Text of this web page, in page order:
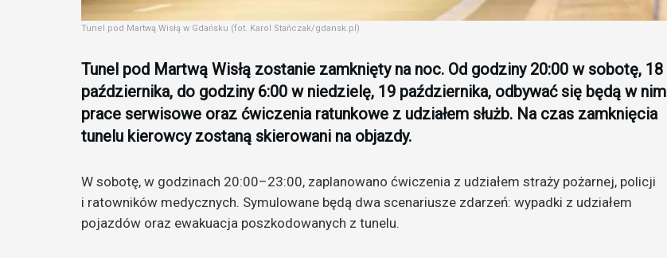
Tunel pod Martwą Wisłą w Gdańsku (fot. Karol Stańczak/gdansk.pl)
Tunel pod Martwą Wisłą zostanie zamknięty na noc. Od godziny 20:00 w sobotę, 18
października, do godziny 6:00 w niedzielę, 19 października, odbywać się będą w nim
prace serwisowe oraz ćwiczenia ratunkowe z udziałem służb. Na czas zamknięcia
tunelu kierowcy zostaną skierowani na objazdy.
W sobotę, w godzinach 20:00–23:00, zaplanowano ćwiczenia z udziałem straży pożarnej, policji
i ratowników medycznych. Symulowane będą dwa scenariusze zdarzeń: wypadki z udziałem
pojazdów oraz ewakuacja poszkodowanych z tunelu.